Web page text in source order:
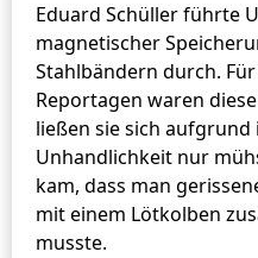
Eduard Schüller führte
magnetischer
Stahlbändern durch.
Reportagen waren
ließen sie sich
Unhandlichkeit nur
kam, dass man
mit einem Lötkolben
musste.